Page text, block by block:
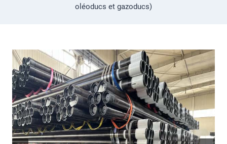
oléoducs et gazoducs)